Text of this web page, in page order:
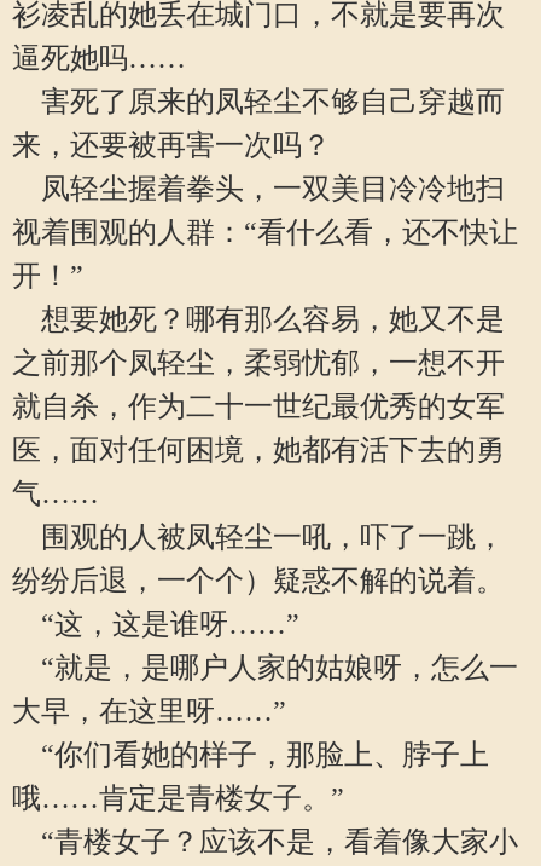
衫凌乱的她丢在城门口，不就是要再次
逼死她吗……
害死了原来的凤轻尘不够自己穿越而
来，还要被再害一次吗？
凤轻尘握着拳头，一双美目冷冷地扫
视着围观的人群：“看什么看，还不快让
开！”
想要她死？哪有那么容易，她又不是
之前那个凤轻尘，柔弱忧郁，一想不开
就自杀，作为二十一世纪最优秀的女军
医，面对任何困境，她都有活下去的勇
气……
围观的人被凤轻尘一吼，吓了一跳，
纷纷后退，一个个）疑惑不解的说着。
“这，这是谁呀……”
“就是，是哪户人家的姑娘呀，怎么一
大早，在这里呀……”
“你们看她的样子，那脸上、脖子上
哦……肯定是青楼女子。”
“青楼女子？应该不是，看着像大家小